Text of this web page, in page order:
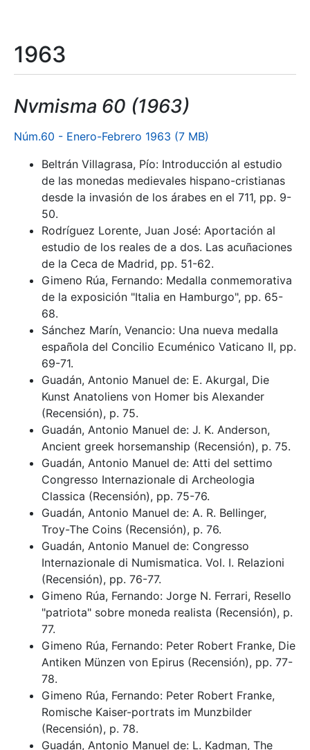
1963
Nvmisma 60 (1963)
Núm.60 - Enero-Febrero 1963 (7 MB)
Beltrán Villagrasa, Pío: Introducción al estudio
de las monedas medievales hispano-cristianas
desde la invasión de los árabes en el 711, pp. 9-
50.
Rodríguez Lorente, Juan José: Aportación al
estudio de los reales de a dos. Las acuñaciones
de la Ceca de Madrid, pp. 51-62.
Gimeno Rúa, Fernando: Medalla conmemorativa
de la exposición "Italia en Hamburgo", pp. 65-
68.
Sánchez Marín, Venancio: Una nueva medalla
española del Concilio Ecuménico Vaticano II, pp.
69-71.
Guadán, Antonio Manuel de: E. Akurgal, Die
Kunst Anatoliens von Homer bis Alexander
(Recensión), p. 75.
Guadán, Antonio Manuel de: J. K. Anderson,
Ancient greek horsemanship (Recensión), p. 75.
Guadán, Antonio Manuel de: Atti del settimo
Congresso Internazionale di Archeologia
Classica (Recensión), pp. 75-76.
Guadán, Antonio Manuel de: A. R. Bellinger,
Troy-The Coins (Recensión), p. 76.
Guadán, Antonio Manuel de: Congresso
Internazionale di Numismatica. Vol. I. Relazioni
(Recensión), pp. 76-77.
Gimeno Rúa, Fernando: Jorge N. Ferrari, Resello
"patriota" sobre moneda realista (Recensión), p.
77.
Gimeno Rúa, Fernando: Peter Robert Franke, Die
Antiken Münzen von Epirus (Recensión), pp. 77-
78.
Gimeno Rúa, Fernando: Peter Robert Franke,
Romische Kaiser-portrats im Munzbilder
(Recensión), p. 78.
Guadán, Antonio Manuel de: L. Kadman, The